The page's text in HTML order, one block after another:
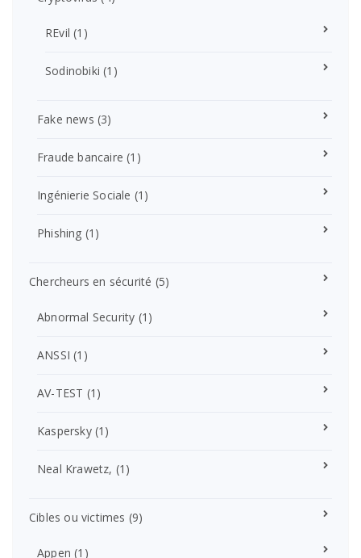
REvil (1)
Sodinobiki (1)
Fake news (3)
Fraude bancaire (1)
Ingénierie Sociale (1)
Phishing (1)
Chercheurs en sécurité (5)
Abnormal Security (1)
ANSSI (1)
AV-TEST (1)
Kaspersky(1)
Neal Krawetz, (1)
Cibles ou victimes (9)
Appen (1)